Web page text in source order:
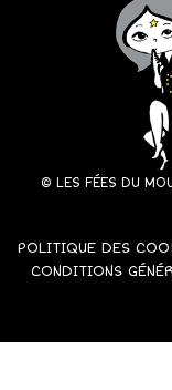
© LES FÉES DU
POLITIQUE DES
CONDITIONS